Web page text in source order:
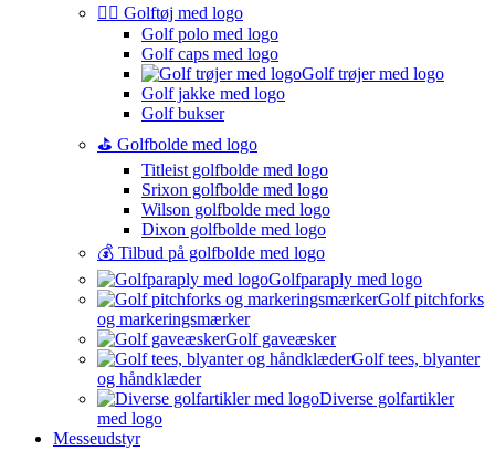
🏌️‍♂️ Golftøj med logo
Golf polo med logo
Golf caps med logo
Golf trøjer med logo
Golf jakke med logo
Golf bukser
⛳️ Golfbolde med logo
Titleist golfbolde med logo
Srixon golfbolde med logo
Wilson golfbolde med logo
Dixon golfbolde med logo
💰 Tilbud på golfbolde med logo
Golfparaply med logo
Golf pitchforks
og markeringsmærker
Golf gaveæsker
Golf tees, blyanter
og håndklæder
Diverse golfartikler
med logo
Messeudstyr